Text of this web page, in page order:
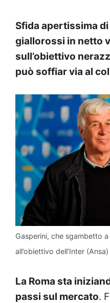
Sfida apertissima
giallorossi in netto
sull’obiettivo
può soffiar via al
Gasperini, che sgambetto
all’obiettivo dell’Inter
La Roma sta
passi sul mercato.